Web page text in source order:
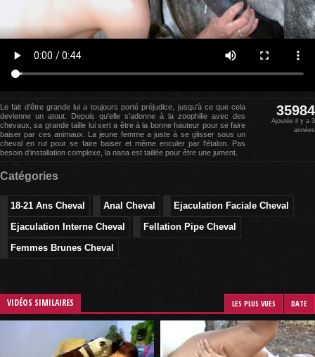
Le fait d'être grande lui a toujours porté préjudice, jusqu'à ce que cela
devienne un atout. Depuis qu'elle s'adonne à la zoophilie avec des
chevaux, sa grande taille lui sert a être à la bonne hauteur pour se faire
baiser par ces animaux. La jeune femme a juste à se glisser sous un
cheval en rut pour se faire baiser et même enculer par l'étalon. Pas
besoin d'installation complexe, la nana est taillée pour être une jument.
35984
Ajoutée il y a 3
années
Catégories
18-21 Ans Cheval Anal Cheval
Ejaculation Faciale Cheval
Ejaculation Interne Cheval
Fellation Pipe Cheval
Femmes Brunes Cheval
VIDÉOS SIMILAIRES LES PLUS VUES DATE